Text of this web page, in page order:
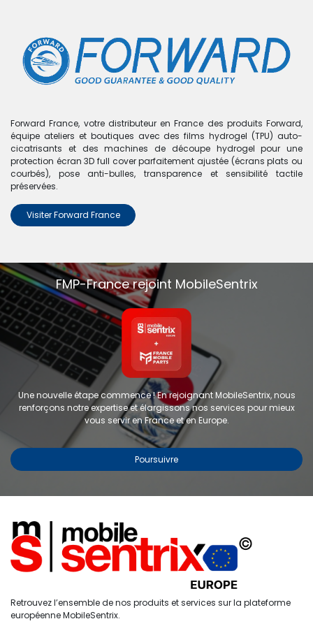
Étiquettes
Accueil Recherche
0
Compte
Boutique 0 articles trouvés.
Nous n'avons trouvé aucun
produit !
Aucun produit défini dans la catégorieVerre trempé
iPad.
Forward France, votre distributeur en France des produits Forward,
équipe ateliers et boutiques avec des films hydrogel (TPU) auto-
cicatrisants et des machines de découpe hydrogel pour une
protection écran 3D full cover parfaitement ajustée (écrans plats ou
courbés), pose anti-bulles, transparence et sensibilité tactile
préservées.
Visiter Forward France
FMP-France rejoint MobileSentrix
Une nouvelle étape commence ! En rejoignant MobileSentrix, nous
renforçons notre expertise et élargissons nos services pour mieux
vous servir en France et en Europe.
Poursuivre
Retrouvez l’ensemble de nos produits et services sur la plateforme
européenne MobileSentrix.
Copyright © 2024 FMP-France. Tous droits réservés